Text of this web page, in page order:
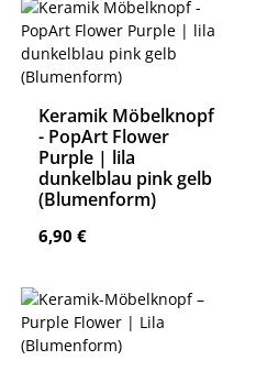
Keramik Möbelknopf
- PopArt Flower
Purple | lila
dunkelblau pink gelb
(Blumenform)
Regulärer Preis:
6,90 €